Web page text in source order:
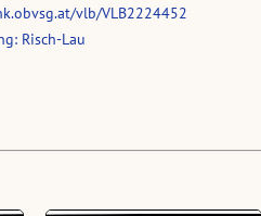
vlb/VLB2224452
Risch-Lau